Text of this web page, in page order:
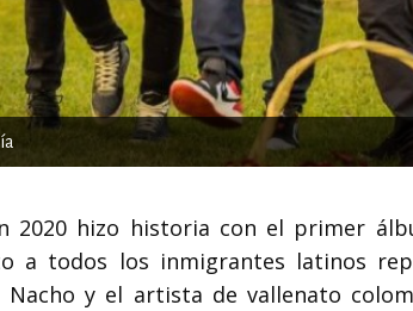
2020 hizo historia con el primer
a todos los inmigrantes latinos
y el artista de vallenato